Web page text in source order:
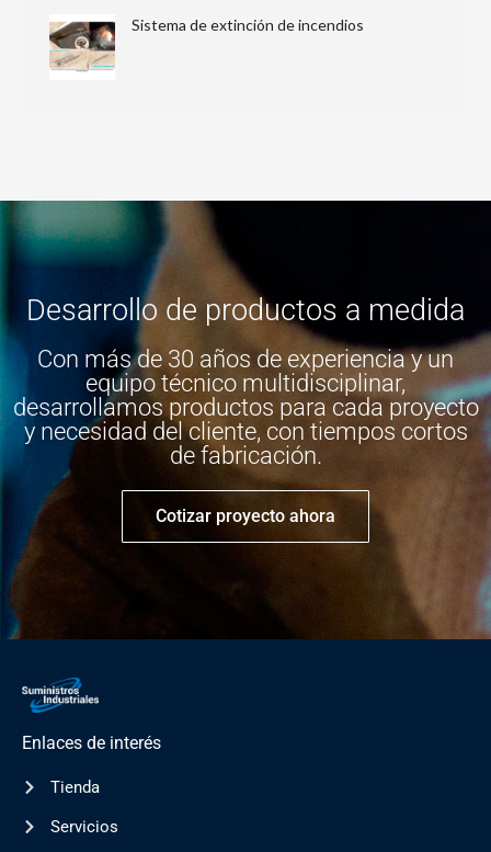
Sistema de extinción de incendios
Desarrollo de productos a medida
Con más de 30 años de experiencia y un
equipo técnico multidisciplinar,
desarrollamos productos para cada proyecto
y necesidad del cliente, con tiempos cortos
de fabricación.
Cotizar proyecto ahora
Enlaces de interés
Tienda
Servicios